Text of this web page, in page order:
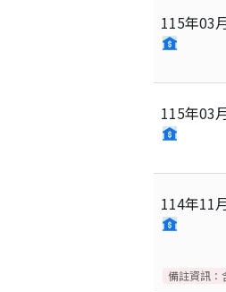
115年03
115年03
114年11
備註資訊：